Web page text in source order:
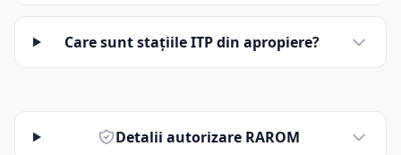
Care sunt stațiile ITP din apropiere?
Detalii autorizare RAROM